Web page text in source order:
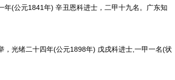
(公元1841年) 辛丑恩科进士，二甲十九名。广东知
光绪二十四年(公元1898年) 戊戌科进士,一甲一名(状